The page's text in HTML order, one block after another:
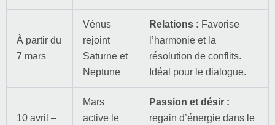
À partir du
7 mars
Vénus
rejoint
Saturne et
Neptune
Relations : Favorise
l’harmonie et la
résolution de conflits.
Idéal pour le dialogue.
10 avril –
Mars
active le
Passion et désir :
regain d’énergie dans le